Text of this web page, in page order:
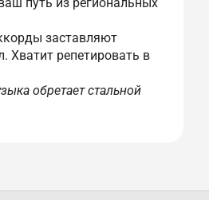
заставляют
Хватит репетировать в
обретает стальной